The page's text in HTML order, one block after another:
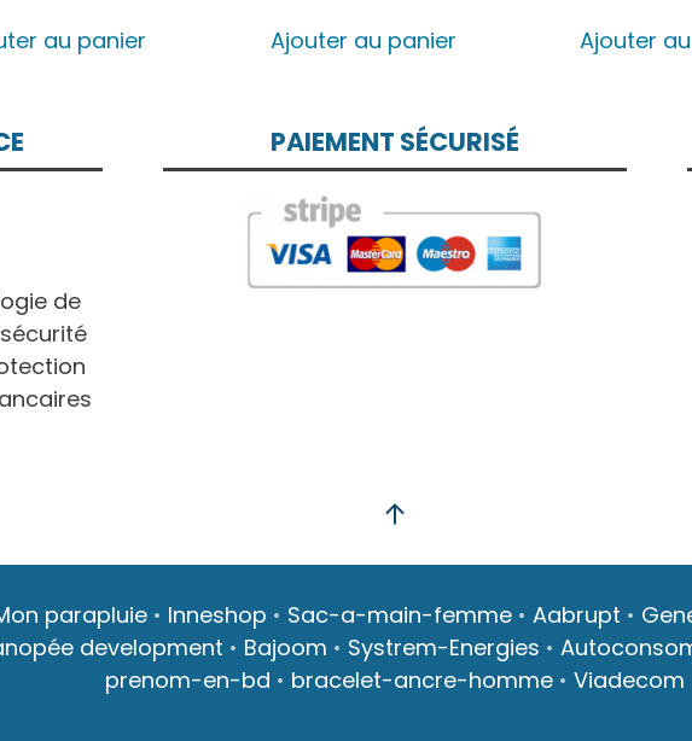
au panier Ajouter au panier Ajouter
de
PAIEMENT SÉCURISÉ
parapluie • Inneshop • Sac-a-main-femme • Aabrupt •
development • Bajoom • Systrem-Energies •
prenom-en-bd • bracelet-ancre-homme • Viadecom